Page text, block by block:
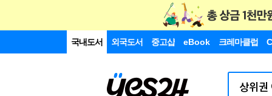
국내도서 외국도서 중고샵 eBook 크레마클럽